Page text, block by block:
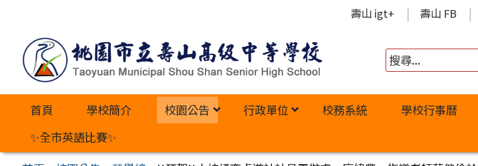
內
壽山 igt+ 壽山 FB
首頁 學校簡介 校園公告 行政單位 校務系統 學校行事曆
✨全市英語比賽✨